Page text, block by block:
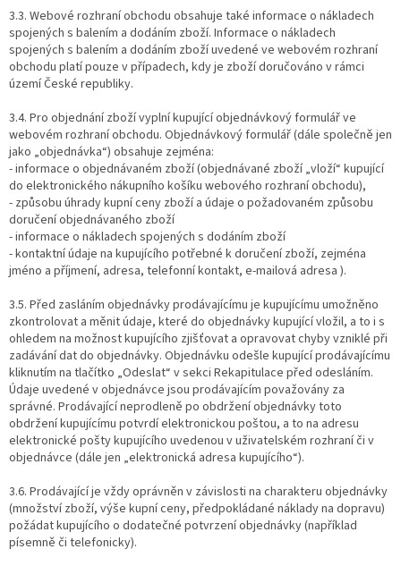
3.3. Webové rozhraní obchodu obsahuje také informace o nákladech
spojených s balením a dodáním zboží. Informace o nákladech
spojených s balením a dodáním zboží uvedené ve webovém rozhraní
obchodu platí pouze v případech, kdy je zboží doručováno v rámci
území České republiky.
3.4. Pro objednání zboží vyplní kupující objednávkový formulář ve
webovém rozhraní obchodu. Objednávkový formulář (dále společně jen
jako „objednávka“) obsahuje zejména:
- informace o objednávaném zboží (objednávané zboží „vloží“ kupující
do elektronického nákupního košíku webového rozhraní obchodu),
- způsobu úhrady kupní ceny zboží a údaje o požadovaném způsobu
doručení objednávaného zboží
- informace o nákladech spojených s dodáním zboží
- kontaktní údaje na kupujícího potřebné k doručení zboží, zejména
jméno a příjmení, adresa, telefonní kontakt, e-mailová adresa ).
3.5. Před zasláním objednávky prodávajícímu je kupujícímu umožněno
zkontrolovat a měnit údaje, které do objednávky kupující vložil, a to i s
ohledem na možnost kupujícího zjišťovat a opravovat chyby vzniklé při
zadávání dat do objednávky. Objednávku odešle kupující prodávajícímu
kliknutím na tlačítko „Odeslat“ v sekci Rekapitulace před odesláním.
Údaje uvedené v objednávce jsou prodávajícím považovány za
správné. Prodávající neprodleně po obdržení objednávky toto
obdržení kupujícímu potvrdí elektronickou poštou, a to na adresu
elektronické pošty kupujícího uvedenou v uživatelském rozhraní či v
objednávce (dále jen „elektronická adresa kupujícího“).
3.6. Prodávající je vždy oprávněn v závislosti na charakteru objednávky
(množství zboží, výše kupní ceny, předpokládané náklady na dopravu)
požádat kupujícího o dodatečné potvrzení objednávky (například
písemně či telefonicky).